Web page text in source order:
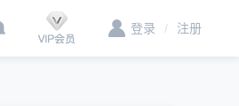
登录 / 注册